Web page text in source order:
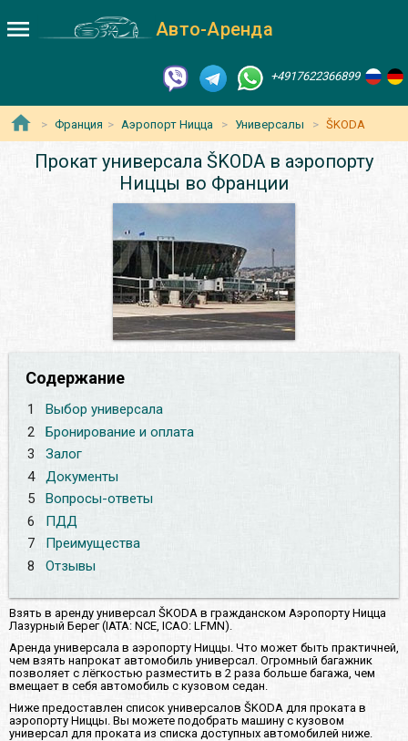
Авто-Аренда
+4917622366899
Франция Аэропорт Ницца Универсалы ŠKODA
Прокат универсала ŠKODA в аэропорту
Ниццы во Франции
Содержание
1
Выбор универсала
2
Бронирование и оплата
3
Залог
4
Документы
5
Вопросы-ответы
6
ПДД
7
Преимущества
8
Отзывы
Взять в аренду универсал ŠKODA в гражданском Аэропорту Ницца
Лазурный Берег (IATA: NCE, ICAO: LFMN).
Аренда универсала в аэропорту Ниццы. Что может быть практичней,
чем взять напрокат автомобиль универсал. Огромный багажник
позволяет с лёгкостью разместить в 2 раза больше багажа, чем
вмещает в себя автомобиль с кузовом седан.
Ниже предоставлен список универсалов ŠKODA для проката в
аэропорту Ниццы. Вы можете подобрать машину с кузовом
универсал для проката из списка доступных автомобилей ниже.